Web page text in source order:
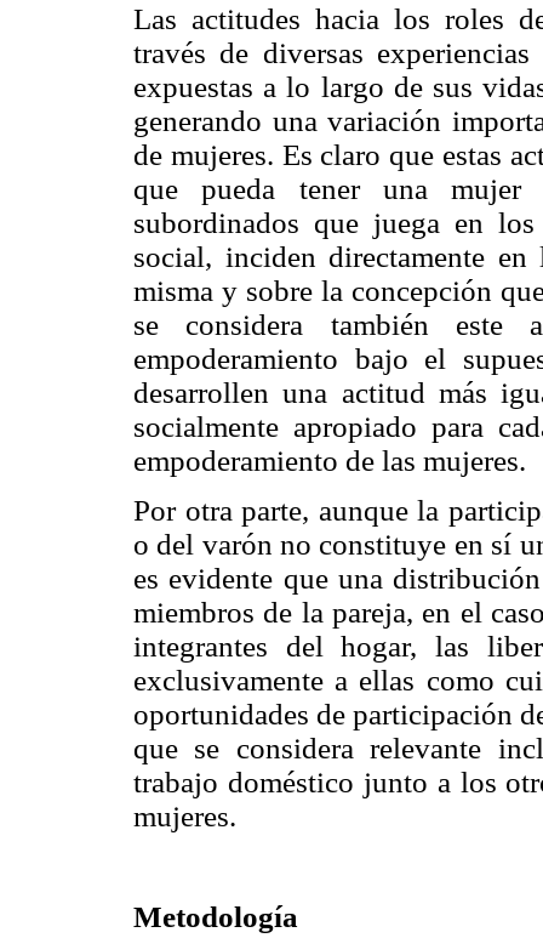
Las actitudes hacia los roles
través de diversas
expuestas a lo largo de sus
generando una variación
de mujeres. Es claro que estas
que pueda tener una mujer
subordinados que juega en
social, inciden directamente
misma y sobre la concepción
se considera también este
empoderamiento bajo el
desarrollen una actitud más
socialmente apropiado para
empoderamiento de las mujeres.
Por otra parte, aunque la
o del varón no constituye en sí
es evidente que una
miembros de la pareja, en el
integrantes del hogar, las
exclusivamente a ellas como
oportunidades de participación
que se considera relevante
trabajo doméstico junto a los
mujeres.
Metodología